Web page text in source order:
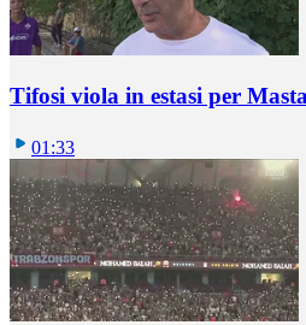
Tifosi viola in estasi per
01:33